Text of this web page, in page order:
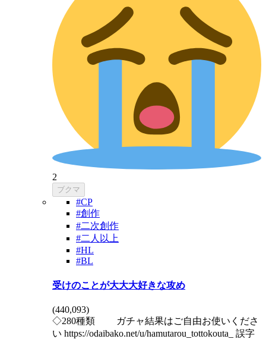
2
ブクマ
#CP
#創作
#二次創作
#二人以上
#HL
#BL
受けのことが大大大好きな攻め
(440,093)
◇280種類 ガチャ結果はご自由お使いくださ
い https://odaibako.net/u/hamutarou_tottokouta_ 誤字